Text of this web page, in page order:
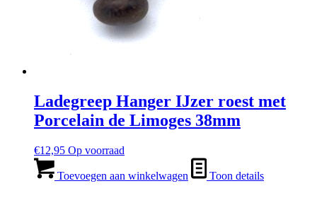
Ladegreep Hanger IJzer roest met
Porcelain de Limoges 38mm
€12,95 Op voorraad
Toevoegen aan winkelwagen Toon details